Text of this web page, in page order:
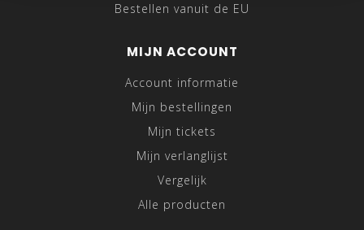
Bestellen vanuit de EU
MIJN ACCOUNT
Account informatie
Mijn bestellingen
Mijn tickets
Mijn verlanglijst
Vergelijk
Alle producten